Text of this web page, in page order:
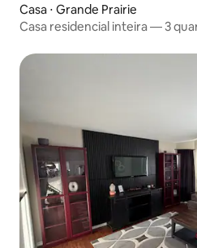
Casa ⋅ Grande Prairie
Casa residencial inteira — 3